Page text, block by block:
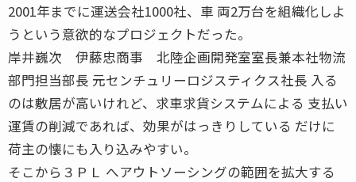
2001年までに運送会社1000社、車 両2万台を組織化しよ
うという意欲的なプロジェクトだった。
岸井巍次 伊藤忠商事 北陸企画開発室室長兼本社物流
部門担当部長 元センチュリーロジスティクス社長 入る
のは敷居が高いけれど、求車求貨システムによる 支払い
運賃の削減であれば、効果がはっきりしている だけに
荷主の懐にも入り込みやすい。
そこから３ＰＬ へアウトソーシングの範囲を拡大する